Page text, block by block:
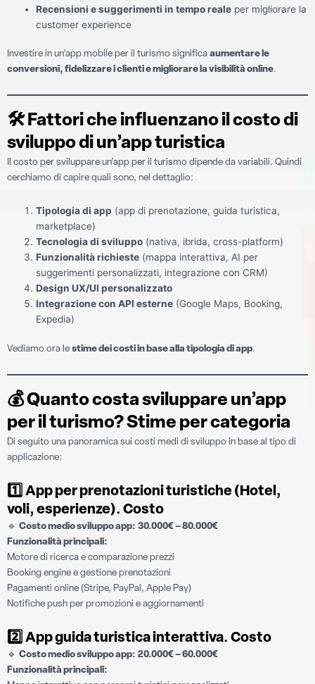
Recensioni e suggerimenti in tempo reale per migliorare la
customer experience
Investire in un’app mobile per il turismo significa aumentare le
conversioni, fidelizzare i clienti e migliorare la visibilità online.
🛠 Fattori che influenzano il costo di
sviluppo di un’app turistica
Il costo per sviluppare un’app per il turismo dipende da variabili. Quindi
cerchiamo di capire quali sono, nel dettaglio:
Tipologia di app (app di prenotazione, guida turistica,
marketplace)
Tecnologia di sviluppo (nativa, ibrida, cross-platform)
Funzionalità richieste (mappa interattiva, AI per
suggerimenti personalizzati, integrazione con CRM)
Design UX/UI personalizzato
Integrazione con API esterne (Google Maps, Booking,
Expedia)
Vediamo ora le stime dei costi in base alla tipologia di app.
💰Quanto costa sviluppare un’app
per il turismo? Stime per categoria
Di seguito una panoramica sui costi medi di sviluppo in base al tipo di
applicazione:
1️⃣ App per prenotazioni turistiche (Hotel,
voli, esperienze). Costo
🔹 Costo medio sviluppo app: 30.000€ – 80.000€
Funzionalità principali:
Motore di ricerca e comparazione prezzi
Booking engine e gestione prenotazioni
Pagamenti online (Stripe, PayPal, Apple Pay)
Notifiche push per promozioni e aggiornamenti
2️⃣ App guida turistica interattiva. Costo
🔹 Costo medio sviluppo app: 20.000€ – 60.000€
Funzionalità principali: